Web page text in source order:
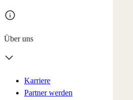
Über uns
Karriere
Partner werden